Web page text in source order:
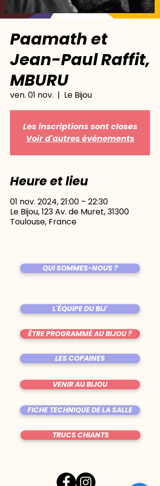
Paamath et
Jean-Paul Raffit,
MBURU
ven. 01 nov.
  |
Le Bijou
Les inscriptions sont closes
Voir d'autres événements
Heure et lieu
01 nov. 2024, 21:00 – 22:30
Le Bijou, 123 Av. de Muret, 31300
Toulouse, France
QUI SOMMES-NOUS ?
L'ÉQUIPE DU BIJ'
ÊTRE PROGRAMMÉ AU BIJOU ?
LES COPAINES
VENIR AU BIJOU
FICHE TECHNIQUE DE LA SALLE
TRUCS CHIANTS